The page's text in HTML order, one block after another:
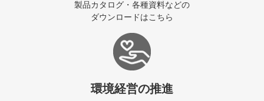
製品カタログ・各種資料などの
ダウンロードはこちら
環境経営の推進